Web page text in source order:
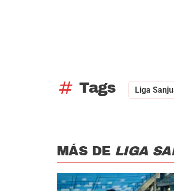
tag Tags Liga
MÁS DE LIGA